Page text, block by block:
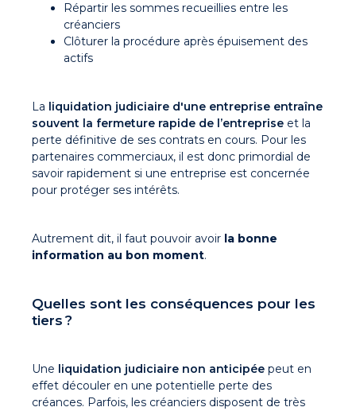
Répartir les sommes recueillies entre les
créanciers
Clôturer la procédure après épuisement des
actifs
La liquidation judiciaire d'une entreprise entraîne
souvent la fermeture rapide de l’entreprise et la
perte définitive de ses contrats en cours. Pour les
partenaires commerciaux, il est donc primordial de
savoir rapidement si une entreprise est concernée
pour protéger ses intérêts.
Autrement dit, il faut pouvoir avoir la bonne
information au bon moment.
Quelles sont les conséquences pour les
tiers ?
Une liquidation judiciaire non anticipée peut en
effet découler en une potentielle perte des
créances. Parfois, les créanciers disposent de très